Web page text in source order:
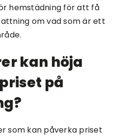
hemstädning för att få
om vad som är ett
kan höja
på
som kan påverka priset